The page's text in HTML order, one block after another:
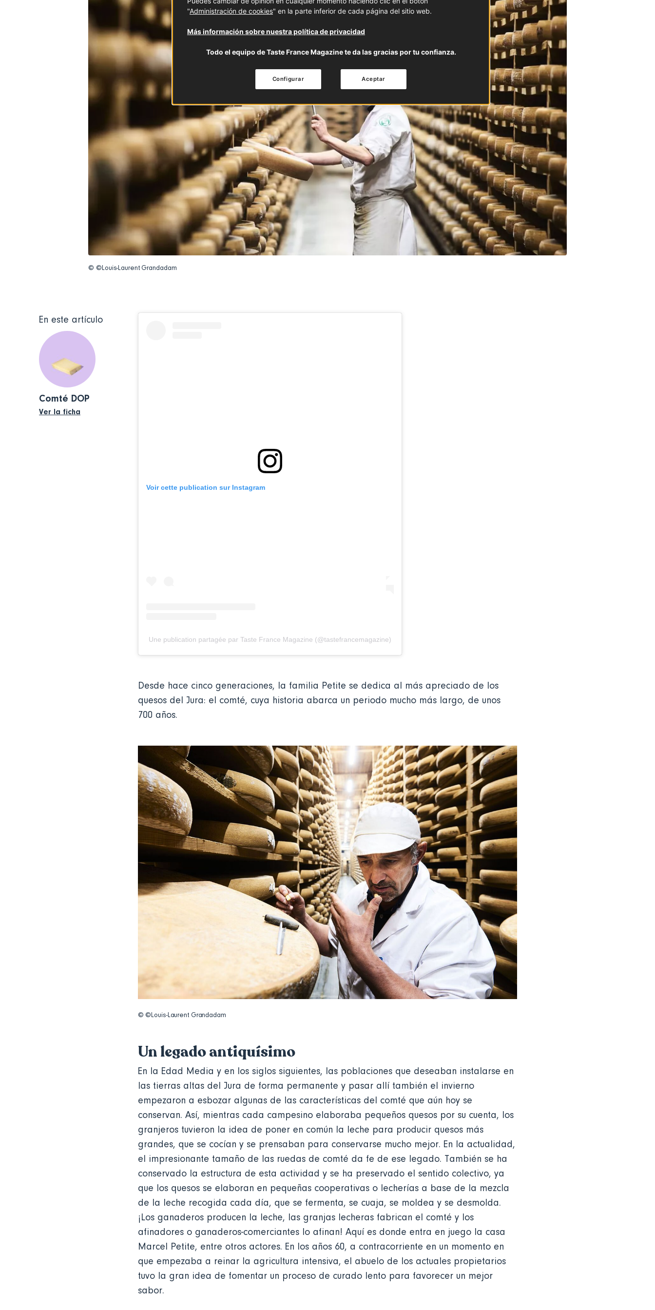
© ©Louis-Laurent Grandadam
En este artículo
Comté DOP
Ver la ficha
Voir cette publication sur Instagram
Une publication partagée par Taste France Magazine (@tastefrancemagazine)
Desde hace cinco generaciones, la familia Petite se dedica al más apreciado de los
quesos del Jura: el comté, cuya historia abarca un periodo mucho más largo, de unos
700 años.
© ©Louis-Laurent Grandadam
Un legado antiquísimo
En la Edad Media y en los siglos siguientes, las poblaciones que deseaban instalarse en
las tierras altas del Jura de forma permanente y pasar allí también el invierno
empezaron a esbozar algunas de las características del comté que aún hoy se
conservan. Así, mientras cada campesino elaboraba pequeños quesos por su cuenta, los
granjeros tuvieron la idea de poner en común la leche para producir quesos más
grandes, que se cocían y se prensaban para conservarse mucho mejor. En la actualidad,
el impresionante tamaño de las ruedas de comté da fe de ese legado. También se ha
conservado la estructura de esta actividad y se ha preservado el sentido colectivo, ya
que los quesos se elaboran en pequeñas cooperativas o lecherías a base de la mezcla
de la leche recogida cada día, que se fermenta, se cuaja, se moldea y se desmolda.
¡Los ganaderos producen la leche, las granjas lecheras fabrican el comté y los
afinadores o ganaderos-comerciantes lo afinan! Aquí es donde entra en juego la casa
Marcel Petite, entre otros actores. En los años 60, a contracorriente en un momento en
que empezaba a reinar la agricultura intensiva, el abuelo de los actuales propietarios
tuvo la gran idea de fomentar un proceso de curado lento para favorecer un mejor
sabor.
"Administración de cookies" en la parte inferior de cada página del sitio web.
Más información sobre nuestra política de privacidad
Todo el equipo de Taste France Magazine te da las gracias por tu confianza.
Aceptar
Configurar